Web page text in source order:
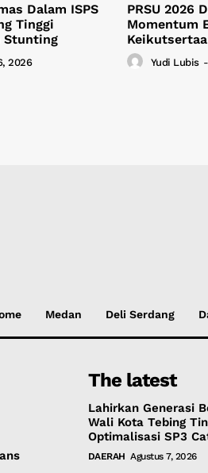
Dalam ISPS
Tinggi
Stunting
2026
PRSU 2026
Momentum
Yudi Lubis -
Medan Deli Serdang
The latest
Lahirkan Generasi
Wali Kota Tebing
Optimalisasi SP3
DAERAH Agustus 7, 2026